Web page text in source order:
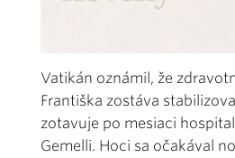
Vatikán oznámil, že
Františka zostáva
zotavuje po mesiaci
Gemelli. Hoci sa očakával